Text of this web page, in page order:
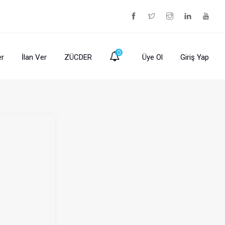
İlan Ver ZÜCDER
0
Üye Ol Giriş Yap